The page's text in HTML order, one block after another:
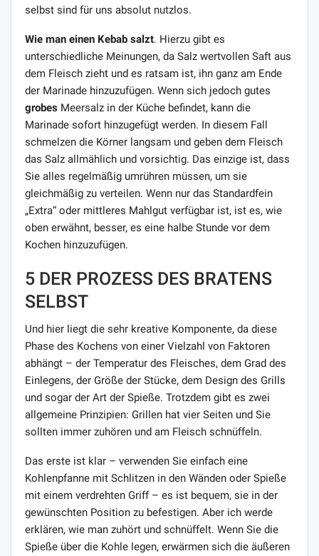
selbst sind für uns absolut nutzlos.
Wie man einen Kebab salzt. Hierzu gibt es
unterschiedliche Meinungen, da Salz wertvollen Saft aus
dem Fleisch zieht und es ratsam ist, ihn ganz am Ende
der Marinade hinzuzufügen. Wenn sich jedoch gutes
grobes Meersalz in der Küche befindet, kann die
Marinade sofort hinzugefügt werden. In diesem Fall
schmelzen die Körner langsam und geben dem Fleisch
das Salz allmählich und vorsichtig. Das einzige ist, dass
Sie alles regelmäßig umrühren müssen, um sie
gleichmäßig zu verteilen. Wenn nur das Standardfein
„Extra“ oder mittleres Mahlgut verfügbar ist, ist es, wie
oben erwähnt, besser, es eine halbe Stunde vor dem
Kochen hinzuzufügen.
5 DER PROZESS DES BRATENS
SELBST
Und hier liegt die sehr kreative Komponente, da diese
Phase des Kochens von einer Vielzahl von Faktoren
abhängt – der Temperatur des Fleisches, dem Grad des
Einlegens, der Größe der Stücke, dem Design des Grills
und sogar der Art der Spieße. Trotzdem gibt es zwei
allgemeine Prinzipien: Grillen hat vier Seiten und Sie
sollten immer zuhören und am Fleisch schnüffeln.
Das erste ist klar – verwenden Sie einfach eine
Kohlenpfanne mit Schlitzen in den Wänden oder Spieße
mit einem verdrehten Griff – es ist bequem, sie in der
gewünschten Position zu befestigen. Aber ich werde
erklären, wie man zuhört und schnüffelt. Wenn Sie die
Spieße über die Kohle legen, erwärmen sich die äußeren